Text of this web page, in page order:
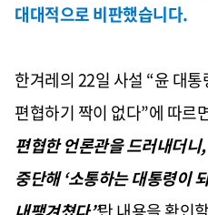
대대적으로 비판했습니다.
한겨레의22일 사설 “윤 대
편협하기 짝이 없다”에 따르
편협한 언론관을 드러내더니,
중단해‘소통하는 대통령이